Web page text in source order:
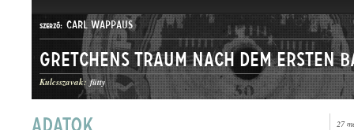
SZERZŐ: CARL WAPPAUS
Gretchens Traum nach dem ersten
Kulcsszavak: fütty
27